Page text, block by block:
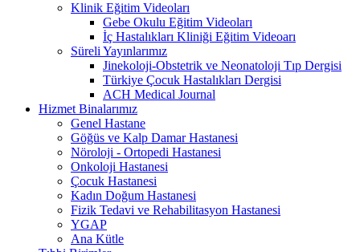
Klinik Eğitim Videoları
Gebe Okulu Eğitim Videoları
İç Hastalıkları Kliniği Eğitim Videoarı
Süreli Yayınlarımız
Jinekoloji-Obstetrik ve Neonatoloji Tıp Dergisi
Türkiye Çocuk Hastalıkları Dergisi
ACH Medical Journal
Hizmet Binalarımız
Genel Hastane
Göğüs ve Kalp Damar Hastanesi
Nöroloji - Ortopedi Hastanesi
Onkoloji Hastanesi
Çocuk Hastanesi
Kadın Doğum Hastanesi
Fizik Tedavi ve Rehabilitasyon Hastanesi
YGAP
Ana Kütle